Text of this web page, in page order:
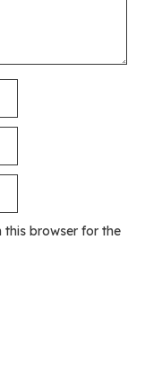
this browser for the